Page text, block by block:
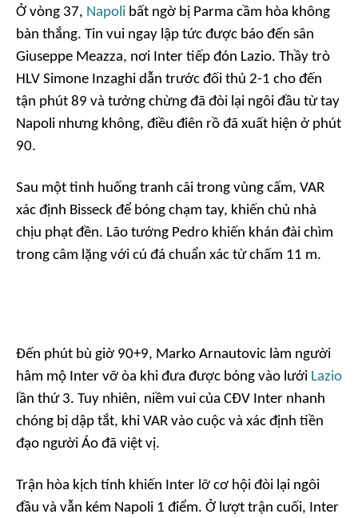
Ở vòng 37, Napoli bất ngờ bị Parma cầm hòa không
bàn thắng. Tin vui ngay lập tức được báo đến sân
Giuseppe Meazza, nơi Inter tiếp đón Lazio. Thầy trò
HLV Simone Inzaghi dẫn trước đối thủ 2-1 cho đến
tận phút 89 và tưởng chừng đã đòi lại ngôi đầu từ tay
Napoli nhưng không, điều điên rồ đã xuất hiện ở phút
90.
Sau một tình huống tranh cãi trong vùng cấm, VAR
xác định Bisseck để bóng chạm tay, khiến chủ nhà
chịu phạt đền. Lão tướng Pedro khiến khán đài chìm
trong câm lặng với cú đá chuẩn xác từ chấm 11 m.
Đến phút bù giờ 90+9, Marko Arnautovic làm người
hâm mộ Inter vỡ òa khi đưa được bóng vào lưới Lazio
lần thứ 3. Tuy nhiên, niềm vui của CĐV Inter nhanh
chóng bị dập tắt, khi VAR vào cuộc và xác định tiền
đạo người Áo đã việt vị.
Trận hòa kịch tính khiến Inter lỡ cơ hội đòi lại ngôi
đầu và vẫn kém Napoli 1 điểm. Ở lượt trận cuối, Inter